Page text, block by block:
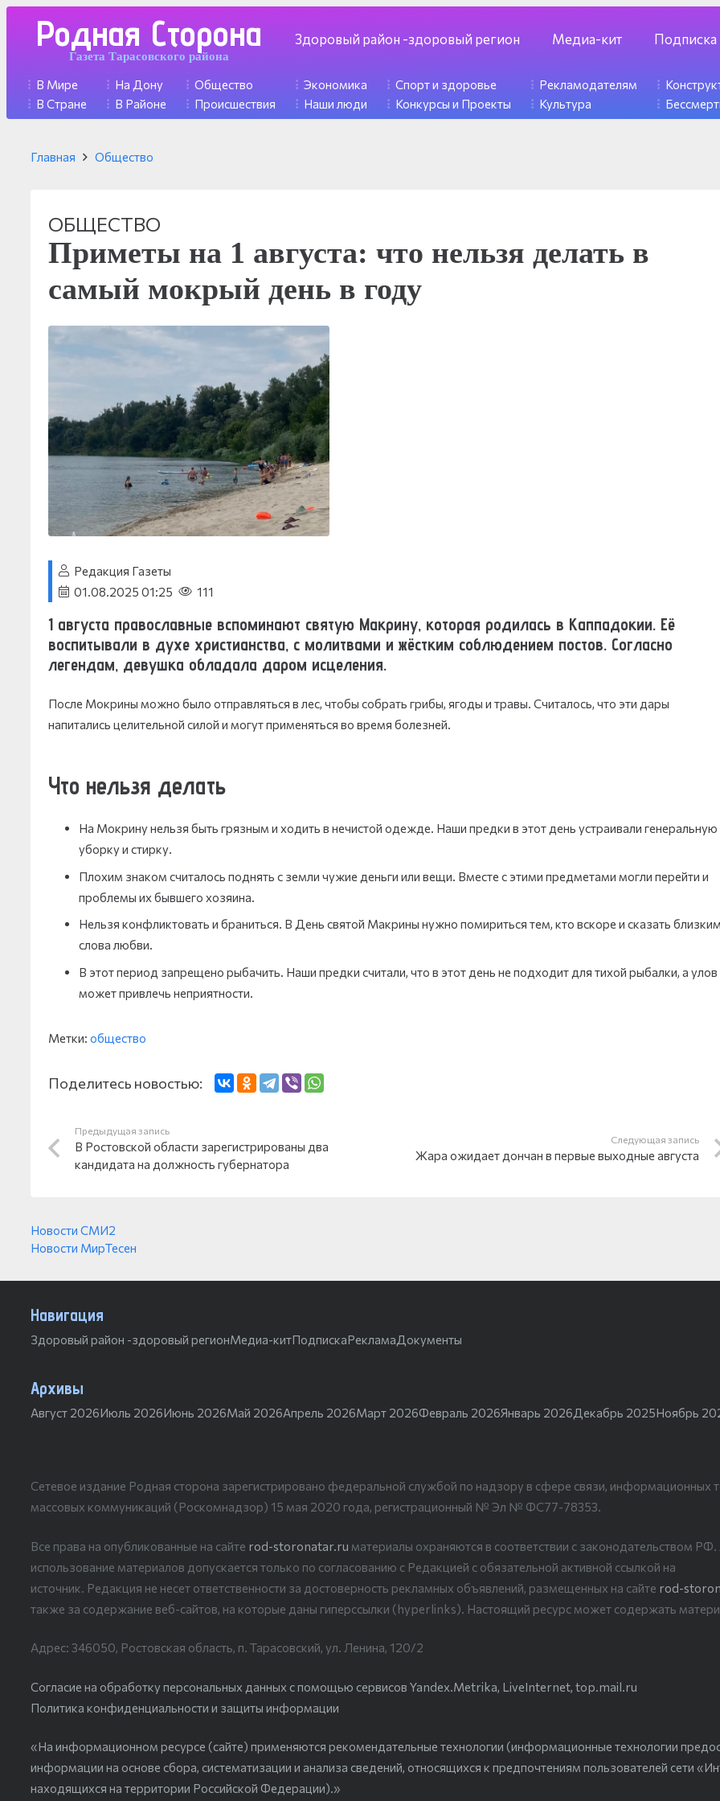
Родная Сторона
Газета Тарасовского района
Здоровый район -здоровый регион Медиа-кит Подписка
В Мире
В Стране
На Дону
В Районе
Общество
Происшествия
Экономика
Наши люди
Спорт и здоровье
Конкурсы и Проекты
Рекламодателям
Культура
Главная Общество
ОБЩЕСТВО
Приметы на 1 августа: что нельзя делать в
самый мокрый день в году
Редакция Газеты
01.08.2025 01:25
111
1 августа православные вспоминают святую Макрину, которая родилась в Каппадокии. Её
воспитывали в духе христианства, с молитвами и жёстким соблюдением постов. Согласно
легендам, девушка обладала даром исцеления.
После Мокрины можно было отправляться в лес, чтобы собрать грибы, ягоды и травы. Считалось, что эти дары
напитались целительной силой и могут применяться во время болезней.
Что нельзя делать
На Мокрину нельзя быть грязным и ходить в нечистой одежде. Наши предки в этот день устраивали генеральную
уборку и стирку.
Плохим знаком считалось поднять с земли чужие деньги или вещи. Вместе с этими предметами могли перейти и
проблемы их бывшего хозяина.
Нельзя конфликтовать и браниться. В День святой Макрины нужно помириться тем, кто вскоре и сказать
слова любви.
В этот период запрещено рыбачить. Наши предки считали, что в этот день не подходит для тихой рыбалки, а улов
может привлечь неприятности.
Метки: общество
Поделитесь новостью:
Предыдущая запись
В Ростовской области зарегистрированы два
кандидата на должность губернатора
Следующая запись
Жара ожидает дончан в первые выходные августа
Новости СМИ2
Новости МирТесен
Навигация
Здоровый район -здоровый регионМедиа-китПодпискаРекламаДокументы
Архивы
Август 2026Июль 2026Июнь 2026Май 2026Апрель 2026Март 2026Февраль 2026Январь 2026Декабрь 2025Ноябрь
Сетевое издание Родная сторона зарегистрировано федеральной службой по надзору в сфере связи, информационных
массовых коммуникаций (Роскомнадзор) 15 мая 2020 года, регистрационный № Эл № ФС77-78353.
Все права на опубликованные на сайте rod-storonatar.ru материалы охраняются в соответствии с законодательством
использование материалов допускается только по согласованию с Редакцией с обязательной активной ссылкой на
источник. Редакция не несет ответственности за достоверность рекламных объявлений, размещенных на сайте rod-
также за содержание веб-сайтов, на которые даны гиперссылки (hyperlinks). Настоящий ресурс может содержать
Адрес: 346050, Ростовская область, п. Тарасовский, ул. Ленина, 120/2
Согласие на обработку персональных данных с помощью сервисов Yandex.Metrika, LiveInternet, top.mail.ru
Политика конфиденциальности и защиты информации
«На информационном ресурсе (сайте) применяются рекомендательные технологии (информационные технологии
информации на основе сбора, систематизации и анализа сведений, относящихся к предпочтениям пользователей сети
находящихся на территории Российской Федерации).»